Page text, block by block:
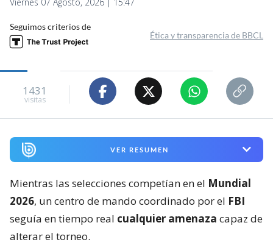
Seguimos criterios de
Ética y transparencia de BBCL
1431
visitas
VER RESUMEN
Mientras las selecciones competían en el Mundial
2026, un centro de mando coordinado por el FBI
seguía en tiempo real cualquier amenaza capaz de
alterar el torneo.